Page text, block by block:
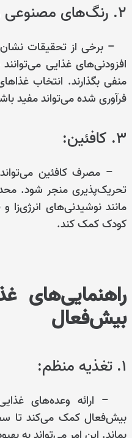
۲. رنگ‌های مصنوعی و افزودنی‌ها:
– برخی از تحقیقات
افزودنی‌های غذایی
منفی بگذارند. انتخاب
فرآوری شده می‌تواند مفید
۳. کافئین:
– مصرف کافئین
تحریک‌پذیری منجر شود.
مانند نوشیدنی‌های
کودک کمک کند.
راهنمایی‌های
بیش‌فعال
۱. تغذیه منظم:
– ارائه وعده‌های
بیش‌فعال کمک می‌کند تا